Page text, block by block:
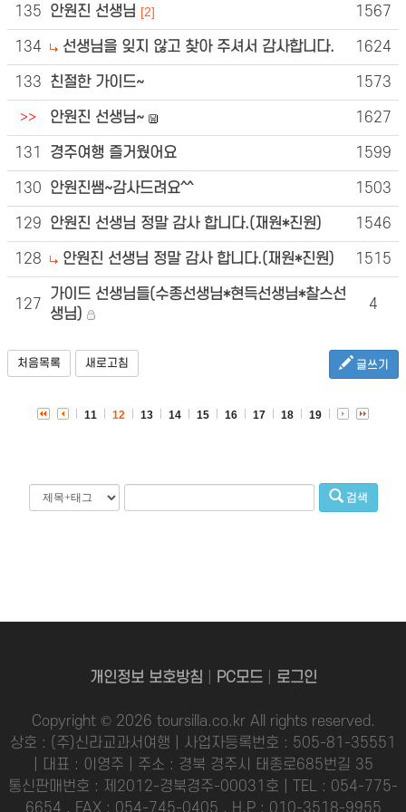
135 안원진 선생님 [2] 1567
134 선생님을 잊지 않고 찾아 주셔서 감사합니다. 1624
133 친절한 가이드~ 1573
>> 안원진 선생님~ 1627
131 경주여행 즐거웠어요 1599
130 안원진쌤~감사드려요^^ 1503
129 안원진 선생님 정말 감사 합니다.(재원*진원) 1546
128 안원진 선생님 정말 감사 합니다.(재원*진원) 1515
127
가이드 선생님들(수종선생님*현득선생님*찰스선
생님)
4
처음목록 새로고침 글쓰기
11 12 13 14 15 16 17 18 19
검색
개인정보 보호방침 PC모드| 로그인
Copyright © 2026 toursilla.co.kr All rights reserved.
상호 : (주)신라교과서여행 | 사업자등록번호 : 505-81-35551
| 대표 : 이영주 | 주소 : 경북 경주시 태종로685번길 35
통신판매번호 : 제2012-경북경주-00031호 | TEL : 054-775-
6654 , FAX : 054-745-0405 , H.P : 010-3518-9955